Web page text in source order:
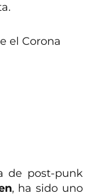
de post-punk
, ha sido uno